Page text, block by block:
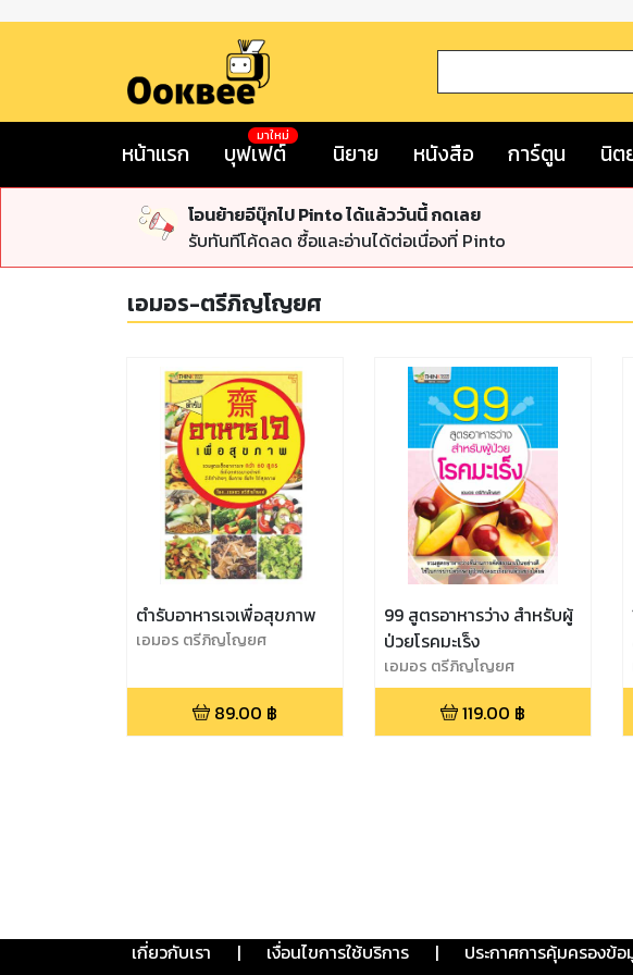
หน้าแรก บุฟเฟต์
มาใหม่
นิยาย หนังสือ การ์ตูน นิต
โอนย้ายอีบุ๊กไป Pinto ได้แล้ววันนี้ กดเลย
รับทันทีโค้ดลด ซื้อและอ่านได้ต่อเนื่องที่ Pinto
เอมอร-ตรีภิญโญยศ
ตำรับอาหารเจเพื่อสุขภาพ
เอมอร ตรีภิญโญยศ
89.00 ฿
99 สูตรอาหารว่าง สำหรับผู้
ป่วยโรคมะเร็ง
เอมอร ตรีภิญโญยศ
119.00 ฿
เกี่ยวกับเรา | เงื่อนไขการใช้บริการ | ประกาศการคุ้มครองข้